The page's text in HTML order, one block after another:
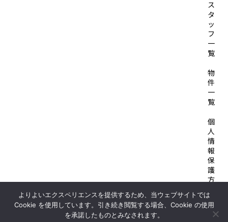
ス
タ
ッ
フ
一
覧
物
件
一
覧
個
人
情
報
保
護
方
針
© 2026 SOLID HOUSE
よりよいエクスペリエンスを提供するため、当ウェブサイトでは
Cookie を使用しています。引き続き閲覧する場合、Cookie の使用
を承諾したものとみなされます。